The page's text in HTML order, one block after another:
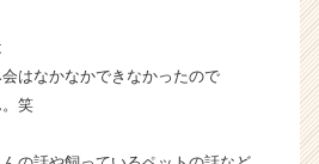
はなかなかできなかったので
笑